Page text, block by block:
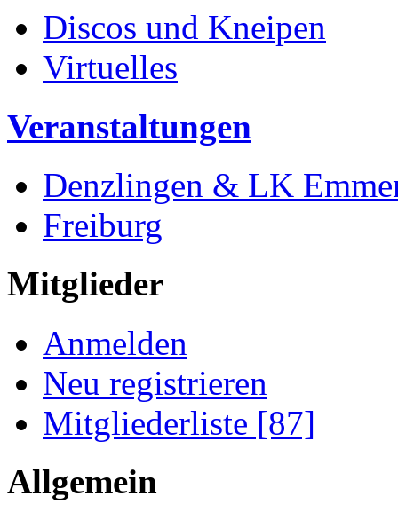
Discos und Kneipen
Virtuelles
Veranstaltungen
Denzlingen & LK
Freiburg
Mitglieder
Anmelden
Neu registrieren
Mitgliederliste [87]
Allgemein